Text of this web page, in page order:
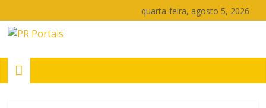
para
quarta-feira, agosto 5, 2026
PR
Portais